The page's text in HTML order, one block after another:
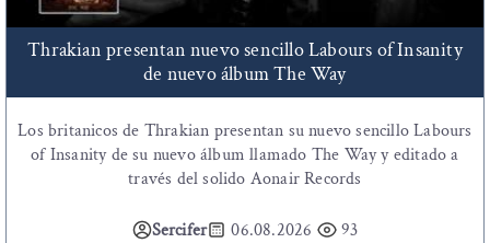
Thrakian presentan nuevo sencillo Labours of Insanity
de nuevo álbum The Way
Los britanicos de Thrakian presentan su nuevo sencillo Labours
of Insanity de su nuevo álbum llamado The Way y editado a
través del solido Aonair Records
Sercifer 06.08.2026 93